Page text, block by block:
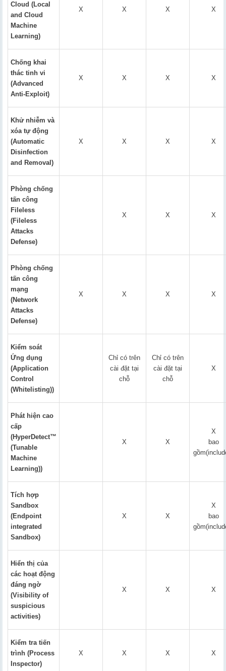
Cloud (Local
and Cloud
Machine
Learning)
X X X X
Chống khai
thác tinh vi
(Advanced
Anti-Exploit)
X X X X
Khử nhiễm và
xóa tự động
(Automatic
Disinfection
and Removal)
X X X X
Phòng chống
tấn công
Fileless
(Fileless
Attacks
Defense)
X X X
Phòng chống
tấn công
mạng
(Network
Attacks
Defense)
X X X X
Kiểm soát
Ứng dụng
(Application
Control
(Whitelisting))
Chỉ có trên
cài đặt tại
chỗ
Chỉ có trên
cài đặt tại
chỗ
X
Phát hiện cao
cấp
(HyperDetect™
(Tunable
Machine
Learning))
X X
X
bao
Tích hợp
Sandbox
(Endpoint
integrated
Sandbox)
X X
X
bao
Hiển thị của
các hoạt động
đáng ngờ
(Visibility of
suspicious
activities)
X X X
Kiểm tra tiến
trình (Process
Inspector)
X X X X